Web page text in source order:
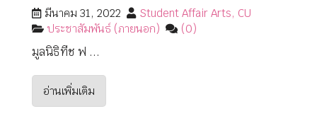
มีนาคม 31, 2022
Student Affair Arts, CU
ประชาสัมพันธ์ (ภายนอก)
(0)
มูลนิธิทีช ฟ ...
อ่านเพิ่มเติม